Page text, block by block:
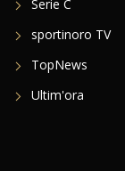
Serie C
sportinoro TV
TopNews
Ultim'ora